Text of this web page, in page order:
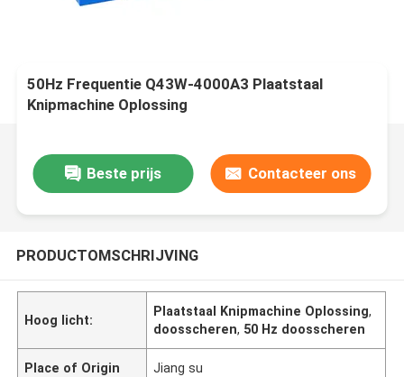
50Hz Frequentie Q43W-4000A3 Plaatstaal
Knipmachine Oplossing
Beste prijs Contacteer ons
PRODUCTOMSCHRIJVING
Hoog licht:
Plaatstaal Knipmachine Oplossing,
doosscheren, 50 Hz doosscheren
Place of Origin Jiang su